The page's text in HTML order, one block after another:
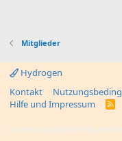
Mitglieder
Hydrogen
Kontakt
Hilfe und Impressum
R
Community platform by